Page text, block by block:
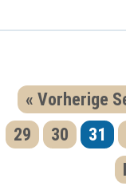
« Vorherige
29
30 31